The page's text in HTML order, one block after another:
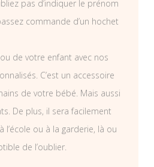
pas d’indiquer le prénom
commande d’un hochet
de votre enfant avec nos
C’est un accessoire
de votre bébé. Mais aussi
De plus, il sera facilement
l’école ou à la garderie, là ou
de l’oublier.